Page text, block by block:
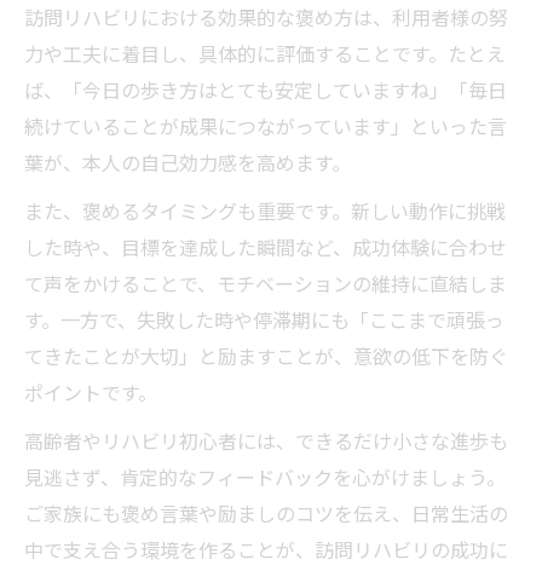
訪問リハビリにおける効果的な褒め方は、利用者様の努
力や工夫に着目し、具体的に評価することです。たとえ
ば、「今日の歩き方はとても安定していますね」「毎日
続けていることが成果につながっています」といった言
葉が、本人の自己効力感を高めます。
また、褒めるタイミングも重要です。新しい動作に挑戦
した時や、目標を達成した瞬間など、成功体験に合わせ
て声をかけることで、モチベーションの維持に直結しま
す。一方で、失敗した時や停滞期にも「ここまで頑張っ
てきたことが大切」と励ますことが、意欲の低下を防ぐ
ポイントです。
高齢者やリハビリ初心者には、できるだけ小さな進歩も
見逃さず、肯定的なフィードバックを心がけましょう。
ご家族にも褒め言葉や励ましのコツを伝え、日常生活の
中で支え合う環境を作ることが、訪問リハビリの成功に